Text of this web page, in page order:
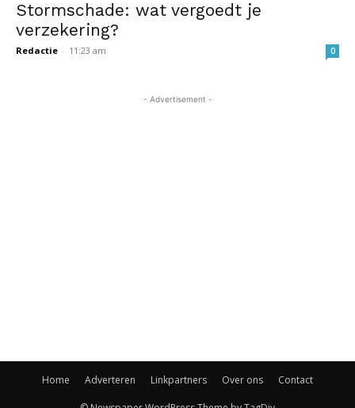
Stormschade: wat vergoedt je
verzekering?
Redactie - 11:23 am 0
- Advertisement -
Home Adverteren Linkpartners Over ons Contact